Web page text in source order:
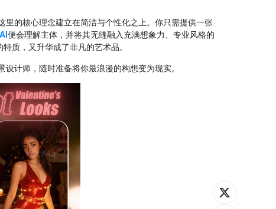
的核心理念建立在简洁与个性化之上。你只需提供一张
便会理解主体，并将其无缝融入充满想象力、专业风格的
质，又升华成了非凡的艺术品。
计师，随时准备将你最浪漫的构想变为现实。